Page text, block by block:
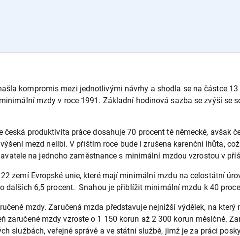
kompromis mezi jednotlivými návrhy a shodla se na částce
mzdy v roce 1991. Základní hodinová sazba se zvýší se
produktivita práce dosahuje 70 procent té německé, avšak
mezd nelíbí. V příštím roce bude i zrušena karenční lhůta,
na jednoho zaměstnance s minimální mzdou vzrostou v
zemí Evropské unie, které mají minimální mzdu na celostátní
dalších 6,5 procent. Snahou je přiblížit minimální mzdu k 40
mzdy. Zaručená mzda představuje nejnižší výdělek, na
zaručené mzdy vzroste o 1 150 korun až 2 300 korun měsíčně.
službách, veřejné správě a ve státní službě, jimž je za práci